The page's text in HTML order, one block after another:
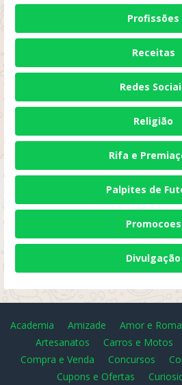
Profissões
Receitas
Redes
Religião
Rifa e
Palpites de
Promocoes
Divulgação
Academia Amizade Amor e
Artesanatos
Carros e Motos
Compra e Venda
Concursos
Cupons e Ofertas